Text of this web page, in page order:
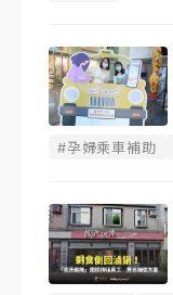
#孕婦乘車補助